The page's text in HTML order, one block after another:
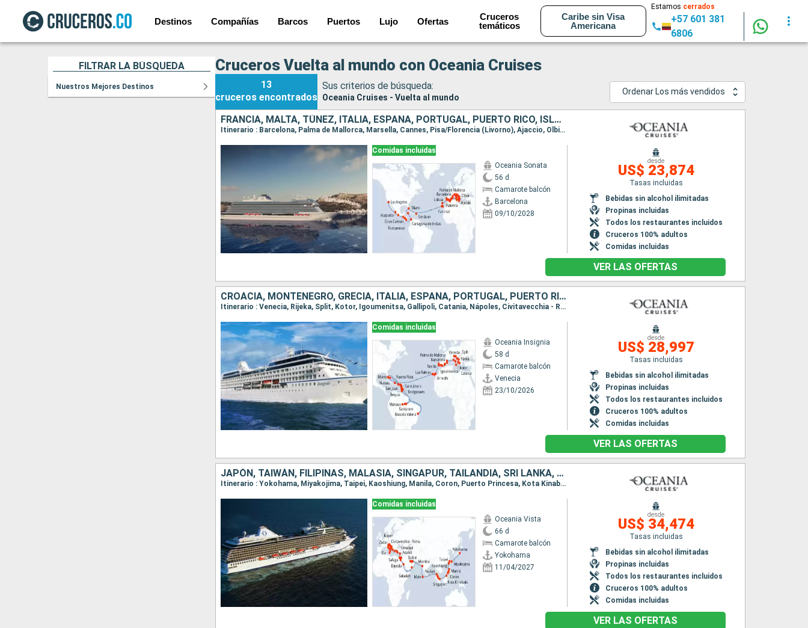
Destinos Compañías Barcos Puertos Lujo Ofertas
Cruceros
temáticos
Caribe sin Visa
Americana
Estamos cerrados
+57 601 381
6806
FILTRAR LA BÚSQUEDA
Nuestros Mejores Destinos
Cruceros Vuelta al mundo con Oceania Cruises
13
cruceros encontrados
Sus criterios de búsqueda:
Oceania Cruises - Vuelta al mundo
Ordenar Los más vendidos
FRANCIA, MALTA, TÚNEZ, ITALIA, ESPAÑA, PORTUGAL, PUERTO RICO, ISLAS CAIMÁN, COLOMBIA, COSTA RICA, NICARAGUA, GUATEMALA, MÉXICO, ESTADOS UNIDOS
Itinerario : Barcelona, Palma de Mallorca, Marsella, Cannes, Pisa/Florencia (Livorno), Ajaccio, Olbia, Palermo, Nápoles, Civitavecchia - Roma, Salerno, Messine, La Valetta, Tunez, Cagliari, Alicante, Cartagena, Melilla, Malaga, Sevilla, Lisboa, Portimao, Funchal, Santa Cruz de Tenerife, Santa Cruz de la Palma, San Juan, Miami, Gran Caiman, Cartagena de Indias, Puntarenas, Corito, Puerto Quetzal, Acapulco, Puerto Vallarta, Los Angeles
Comidas incluidas
Oceania Sonata
56 d
Camarote balcón
Barcelona
09/10/2028
desde
US$ 23,874
Tasas incluidas
Bebidas sin alcohol ilimitadas
Propinas incluidas
Todos los restaurantes incluidos
Cruceros 100% adultos
Comidas incluidas
VER LAS OFERTAS
CROACIA, MONTENEGRO, GRECIA, ITALIA, ESPAÑA, PORTUGAL, PUERTO RICO, REPÚBLICA DOMINICANA, ESTADOS UNIDOS, SAN VINCENT Y LAS GRANADINAS, ANTIGUA Y BARBUDA, SANTA LUCIA, TRINIDAD Y TOBAGO, BRASIL, BARBA
Itinerario : Venecia, Rijeka, Split, Kotor, Igoumenitsa, Gallipoli, Catania, Nápoles, Civitavecchia - Roma, Barcelona, Palma de Mallorca, Alicante, Cartagena, Malaga, Sevilla, Portimao, Lisboa, Arrecife, Las Palmas, Santa Cruz de la Palma, San Juan, Puerto Plata, Miami, Bequia, Saint John's, Castries, Scarborough, Santarem, Boca da Valeria, Manaus, Parintins, , Bridgetown, Roseau, Philipsburg, San Juan, Nassau, Miami
Comidas incluidas
Oceania Insignia
58 d
Camarote balcón
Venecia
23/10/2026
desde
US$ 28,997
Tasas incluidas
Bebidas sin alcohol ilimitadas
Propinas incluidas
Todos los restaurantes incluidos
Cruceros 100% adultos
Comidas incluidas
VER LAS OFERTAS
JAPÓN, TAIWÁN, FILIPINAS, MALASIA, SINGAPUR, TAILANDIA, SRI LANKA, MALDIVAS, INDIA, EMIRATOS ÁRABES UNIDOS, QATAR, OMAN, ARABIA SAUDÍ, EGIPTO, JORDANIA, CHIPRE, TURQUÍA, GRECIA, ESLOVENIA, CROACIA, MA
Itinerario : Yokohama, Miyakojima, Taipei, Kaoshiung, Manila, Coron, Puerto Princesa, Kota Kinabalu, Singapur, Port Kelang, Penang, Phuket, , Male, Mumbai, Dubai, Abu Dhabi, Doha, Dubai, Salaalah, Djedda, Safaga, Aqaba, Sharm El Sheikh, Sokhna, Limassol, Rodas, Efeso, El Pireo Atenas, Igoumenitsa, Bari, Zadar, Koper, Ravenna, Split, Dubrovnik, La Valetta, Messine, Sorrento, Civitavecchia - Roma
Comidas incluidas
Oceania Vista
66 d
Camarote balcón
Yokohama
11/04/2027
desde
US$ 34,474
Tasas incluidas
Bebidas sin alcohol ilimitadas
Propinas incluidas
Todos los restaurantes incluidos
Cruceros 100% adultos
Comidas incluidas
VER LAS OFERTAS